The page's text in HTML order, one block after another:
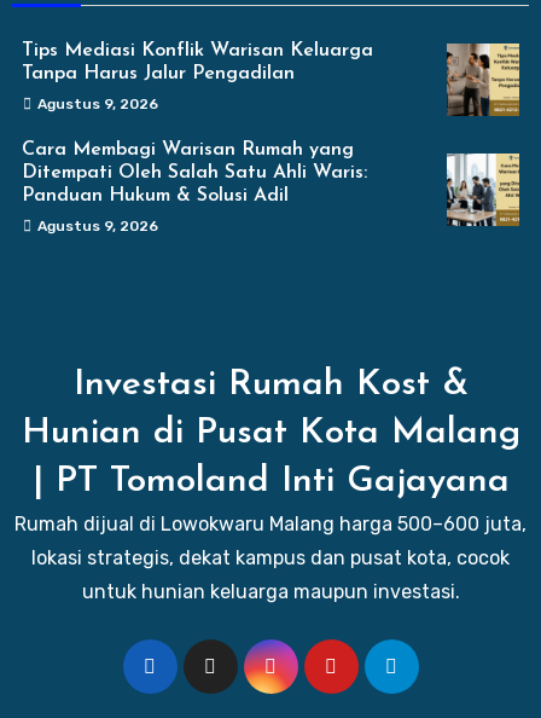
Tips Mediasi Konflik Warisan Keluarga
Tanpa Harus Jalur Pengadilan
Agustus 9, 2026
Cara Membagi Warisan Rumah yang
Ditempati Oleh Salah Satu Ahli Waris:
Panduan Hukum & Solusi Adil
Agustus 9, 2026
Investasi Rumah Kost &
Hunian di Pusat Kota Malang
| PT Tomoland Inti Gajayana
Rumah dijual di Lowokwaru Malang harga 500–600 juta,
lokasi strategis, dekat kampus dan pusat kota, cocok
untuk hunian keluarga maupun investasi.